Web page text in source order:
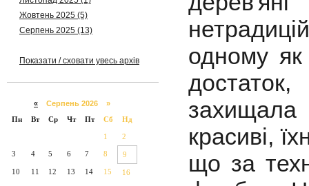
Жовтень 2025 (5)
Серпень 2025 (13)
Показати / сховати увесь архів
« Серпень 2026 »
Пн
Вт Ср Чт Пт Сб Нд
1 2
3 4 5 6 7 8 9
10 11 12 13 14 15 16
одному
захищала
красиві,
що за